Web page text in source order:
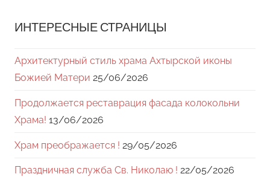
ИНТЕРЕСНЫЕ СТРАНИЦЫ
Архитектурный стиль храма Ахтырской иконы
Божией Матери 25/06/2026
Продолжается реставрация фасада колокольни
Храма! 13/06/2026
Храм преображается ! 29/05/2026
Праздничная служба Св. Николаю ! 22/05/2026